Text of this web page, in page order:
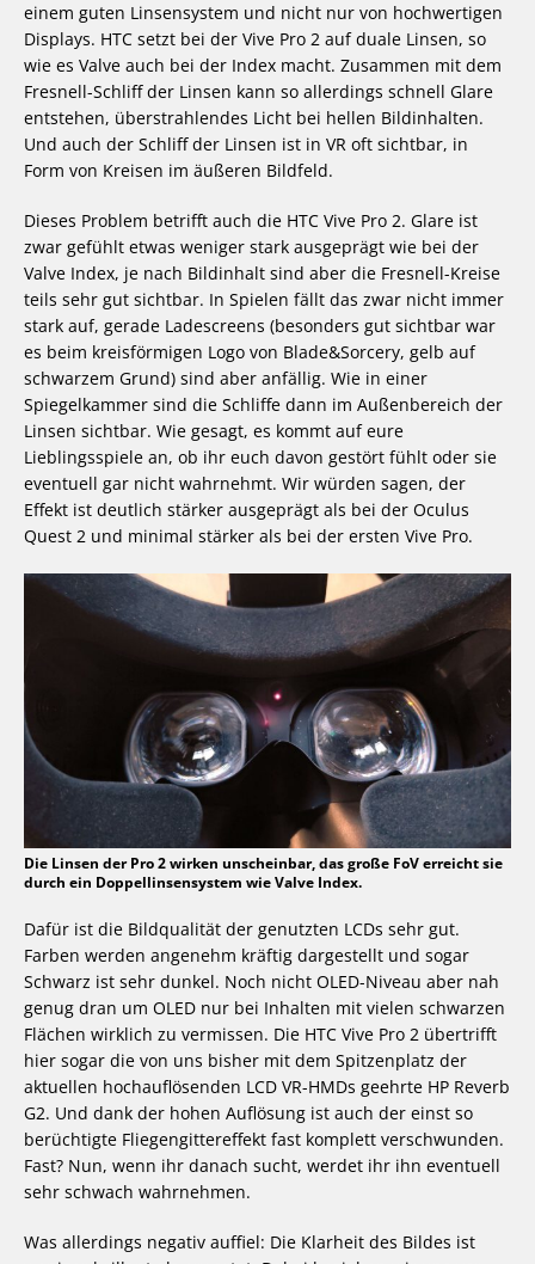
einem guten Linsensystem und nicht nur von hochwertigen
Displays. HTC setzt bei der Vive Pro 2 auf duale Linsen, so
wie es Valve auch bei der Index macht. Zusammen mit dem
Fresnell-Schliff der Linsen kann so allerdings schnell Glare
entstehen, überstrahlendes Licht bei hellen Bildinhalten.
Und auch der Schliff der Linsen ist in VR oft sichtbar, in
Form von Kreisen im äußeren Bildfeld.
Dieses Problem betrifft auch die HTC Vive Pro 2. Glare ist
zwar gefühlt etwas weniger stark ausgeprägt wie bei der
Valve Index, je nach Bildinhalt sind aber die Fresnell-Kreise
teils sehr gut sichtbar. In Spielen fällt das zwar nicht immer
stark auf, gerade Ladescreens (besonders gut sichtbar war
es beim kreisförmigen Logo von Blade&Sorcery, gelb auf
schwarzem Grund) sind aber anfällig. Wie in einer
Spiegelkammer sind die Schliffe dann im Außenbereich der
Linsen sichtbar. Wie gesagt, es kommt auf eure
Lieblingsspiele an, ob ihr euch davon gestört fühlt oder sie
eventuell gar nicht wahrnehmt. Wir würden sagen, der
Effekt ist deutlich stärker ausgeprägt als bei der Oculus
Quest 2 und minimal stärker als bei der ersten Vive Pro.
Die Linsen der Pro 2 wirken unscheinbar, das große FoV erreicht sie
durch ein Doppellinsensystem wie Valve Index.
Dafür ist die Bildqualität der genutzten LCDs sehr gut.
Farben werden angenehm kräftig dargestellt und sogar
Schwarz ist sehr dunkel. Noch nicht OLED-Niveau aber nah
genug dran um OLED nur bei Inhalten mit vielen schwarzen
Flächen wirklich zu vermissen. Die HTC Vive Pro 2 übertrifft
hier sogar die von uns bisher mit dem Spitzenplatz der
aktuellen hochauflösenden LCD VR-HMDs geehrte HP Reverb
G2. Und dank der hohen Auflösung ist auch der einst so
berüchtigte Fliegengittereffekt fast komplett verschwunden.
Fast? Nun, wenn ihr danach sucht, werdet ihr ihn eventuell
sehr schwach wahrnehmen.
Was allerdings negativ auffiel: Die Klarheit des Bildes ist